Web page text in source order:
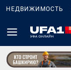
НЕДВИЖИМОСТЬ